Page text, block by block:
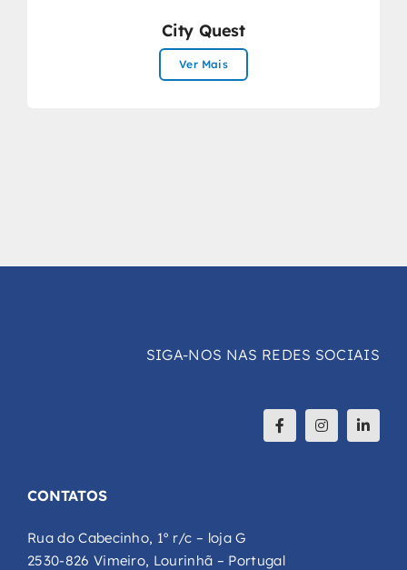
City Quest
Ver Mais
SIGA-NOS NAS REDES SOCIAIS
CONTATOS
Rua do Cabecinho, 1º r/c – loja G
2530-826 Vimeiro, Lourinhã – Portugal